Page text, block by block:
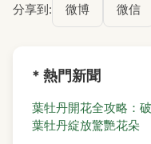
分享到: 微博 微信
* 熱門新聞
葉牡丹開花全攻略：
葉牡丹綻放驚艷花朵